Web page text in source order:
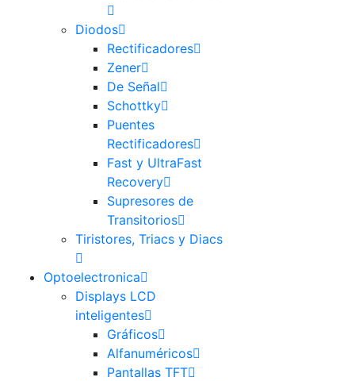
Diodos
Rectificadores
Zener
De Señal
Schottky
Puentes
Rectificadores
Fast y UltraFast
Recovery
Supresores de
Transitorios
Tiristores, Triacs y Diacs
Optoelectronica
Displays LCD
inteligentes
Gráficos
Alfanuméricos
Pantallas TFT